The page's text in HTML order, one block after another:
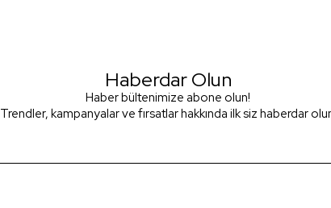
Haberdar Olun
Haber bültenimize abone olun!
Trendler, kampanyalar ve fırsatlar hakkında ilk siz haberdar